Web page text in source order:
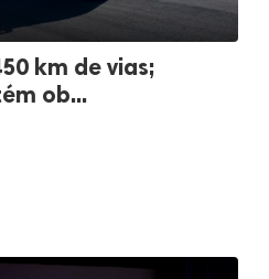
km de vias;
ob...